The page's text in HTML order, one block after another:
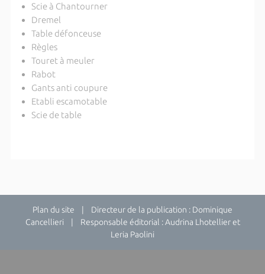
Scie à Chantourner
Dremel
Table défonceuse
Règles
Touret à meuler
Rabot
Gants anti coupure
Etabli escamotable
Scie de table
Plan du site | Directeur de la publication : Dominique
Cancellieri | Responsable éditorial : Audrina Lhotellier et
Leria Paolini